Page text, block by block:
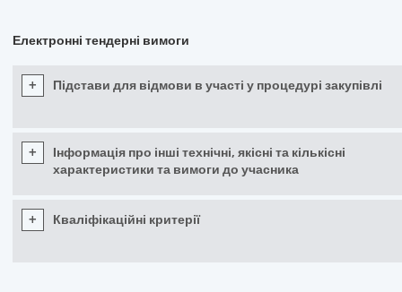
Електронні тендерні вимоги
+ Підстави для відмови в участі у процедурі закупівлі
+
Інформація про інші технічні, якісні та кількісні
характеристики та вимоги до учасника
+ Кваліфікаційні критерії